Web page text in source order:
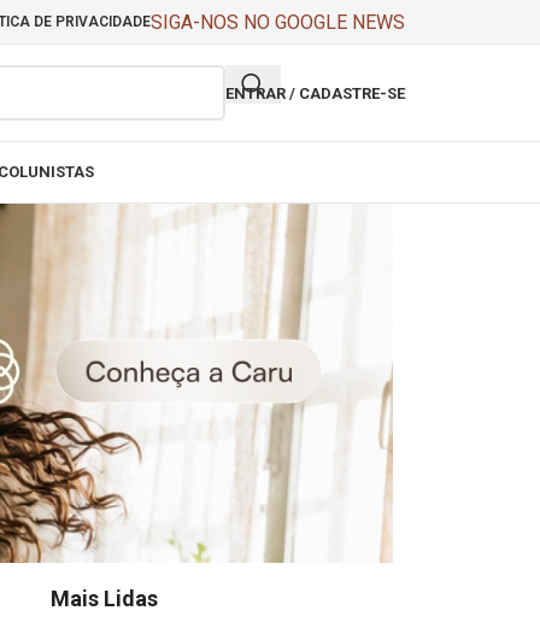
DE PRIVACIDADESIGA-NOS NO GOOGLE NEWS
ENTRAR / CADASTRE-SE
Mais Lidas